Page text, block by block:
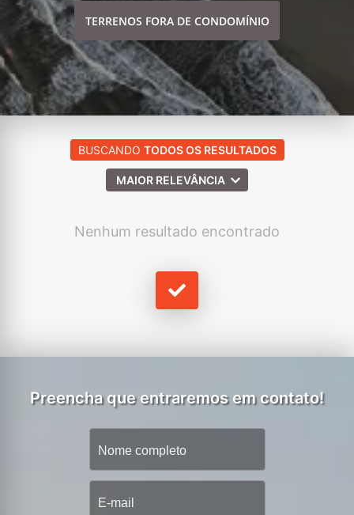
TERRENOS FORA DE CONDOMÍNIO
BUSCANDO TODOS OS RESULTADOS
MAIOR RELEVÂNCIA
Nenhum resultado encontrado
Preencha que entraremos em contato!